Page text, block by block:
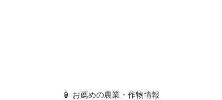
🏮 お薦めの農業・作物情報